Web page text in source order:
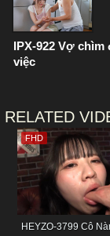
IPX-922 Vợ
việc
RELATED
FHD